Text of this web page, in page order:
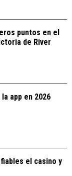
puntos en el
de River
app en 2026
el casino y